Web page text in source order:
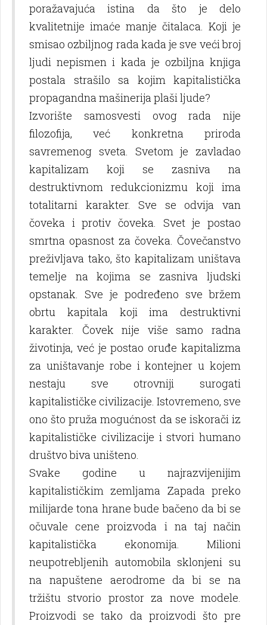
poražavajuća istina da što je delo
kvalitetnije imaće manje čitalaca. Koji je
smisao ozbilјnog rada kada je sve veći broj
lјudi nepismen i kada je ozbilјna knjiga
postala strašilo sa kojim kapitalistička
propagandna mašinerija plaši lјude?
Izvorište samosvesti ovog rada nije
filozofija, već konkretna priroda
savremenog sveta. Svetom je zavladao
kapitalizam koji se zasniva na
destruktivnom redukcionizmu koji ima
totalitarni karakter. Sve se odvija van
čoveka i protiv čoveka. Svet je postao
smrtna opasnost za čoveka. Čovečanstvo
preživlјava tako, što kapitalizam uništava
temelјe na kojima se zasniva lјudski
opstanak. Sve je podređeno sve bržem
obrtu kapitala koji ima destruktivni
karakter. Čovek nije više samo radna
životinja, već je postao oruđe kapitalizma
za uništavanje robe i kontejner u kojem
nestaju sve otrovniji surogati
kapitalističke civilizacije. Istovremeno, sve
ono što pruža mogućnost da se iskorači iz
kapitalističke civilizacije i stvori humano
društvo biva uništeno.
Svake godine u najrazvijenijim
kapitalističkim zemlјama Zapada preko
milijarde tona hrane bude bačeno da bi se
očuvale cene proizvoda i na taj način
kapitalistička ekonomija. Milioni
neupotreblјenih automobila sklonjeni su
na napuštene aerodrome da bi se na
tržištu stvorio prostor za nove modele.
Proizvodi se tako da proizvodi što pre